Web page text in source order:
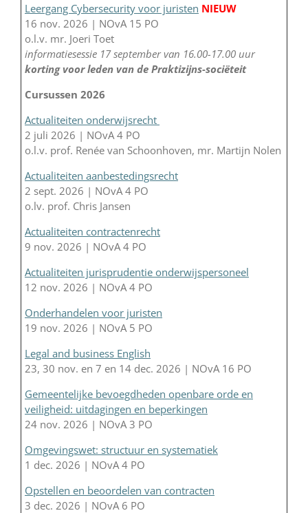
Leergang Cybersecurity voor juristen NIEUW
16 nov. 2026 | NOvA 15 PO
o.l.v. mr. Joeri Toet
informatiesessie 17 september van 16.00-17.00 uur
korting voor leden van de Praktizijns-sociëteit
Cursussen 2026
Actualiteiten onderwijsrecht
2 juli 2026 | NOvA 4 PO
o.l.v. prof. Renée van Schoonhoven, mr. Martijn Nolen
Actualiteiten aanbestedingsrecht
2 sept. 2026 | NOvA 4 PO
o.lv. prof. Chris Jansen
Actualiteiten contractenrecht
9 nov. 2026 | NOvA 4 PO
Actualiteiten jurisprudentie onderwijspersoneel
12 nov. 2026 | NOvA 4 PO
Onderhandelen voor juristen
19 nov. 2026 | NOvA 5 PO
Legal and business English
23, 30 nov. en 7 en 14 dec. 2026 | NOvA 16 PO
Gemeentelijke bevoegdheden openbare orde en
veiligheid: uitdagingen en beperkingen
24 nov. 2026 | NOvA 3 PO
Omgevingswet: structuur en systematiek
1 dec. 2026 | NOvA 4 PO
Opstellen en beoordelen van contracten
3 dec. 2026 | NOvA 6 PO